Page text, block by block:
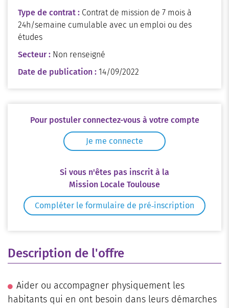
Description de l'offre
Aider ou accompagner physiquement les
habitants qui en ont besoin dans leurs démarches
Type de contrat : Contrat de mission de 7 mois à
24h/semaine cumulable avec un emploi ou des
études
Secteur : Non renseigné
Date de publication : 14/09/2022
Pour postuler connectez-vous à votre compte
Je me connecte
Si vous n'êtes pas inscrit à la
Mission Locale Toulouse
Compléter le formulaire de pré‑inscription